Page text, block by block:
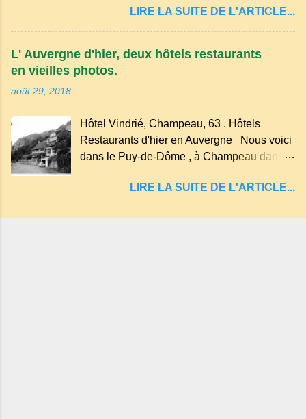
des souvenirs tout cela dans un grand parc
arboré.
d'explosion) rempli d’eau, appelé : le Lac de
Tazenat ou Tazanat, il est le premier et le
plus au nord de la Chaîne des Puys qui en
compte près de soixante. En Auvergne
"sans fond" et en forme d'entonnoir
entraînant vers les entrailles de la terre, les
malheureux qui s'approchaient trop de
LIRE LA SUITE DE L'ARTICLE...
L' Auvergne d'hier, deux hôtels restaurants
en vieilles photos.
août 29, 2018
Hôtel Vindrié, Champeau, 63 . Hôtels
Restaurants d'hier en Auvergne Nous voici
dans le Puy-de-Dôme , à Champeau dans
Servant . L'Hôtel-Restaurant Vindrié était
son jambon de pays et son poulet cocotte,
LIRE LA SUITE DE L'ARTICLE...